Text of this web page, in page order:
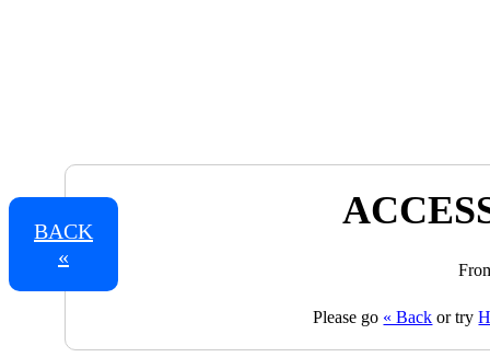
BACK
«
Please go « Back or try